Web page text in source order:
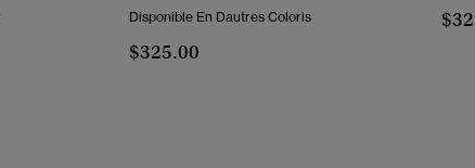
Disponible En Dautres Coloris
$325.00